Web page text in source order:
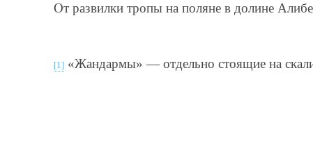
От развилки тропы на поляне в долине
[1] «Жандармы» — отдельно стоящие на